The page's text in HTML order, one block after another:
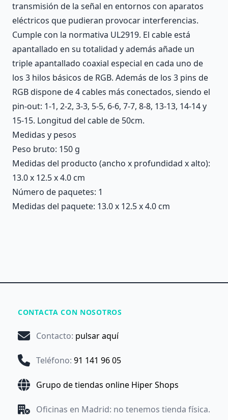
transmisión de la señal en entornos con aparatos
eléctricos que pudieran provocar interferencias.
Cumple con la normativa UL2919. El cable está
apantallado en su totalidad y además añade un
triple apantallado coaxial especial en cada uno de
los 3 hilos básicos de RGB. Además de los 3 pins de
RGB dispone de 4 cables más conectados, siendo el
pin-out: 1-1, 2-2, 3-3, 5-5, 6-6, 7-7, 8-8, 13-13, 14-14 y
15-15. Longitud del cable de 50cm.
Medidas y pesos
Peso bruto: 150 g
Medidas del producto (ancho x profundidad x alto):
13.0 x 12.5 x 4.0 cm
Número de paquetes: 1
Medidas del paquete: 13.0 x 12.5 x 4.0 cm
CONTACTA CON NOSOTROS
Contacto: pulsar aquí
Teléfono: 91 141 96 05
Grupo de tiendas online Hiper Shops
Oficinas en Madrid: no tenemos tienda física.